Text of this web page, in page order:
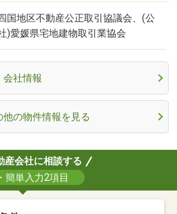
国地区不動産公正取引協議会、(公
)愛媛県宅地建物取引業協会
会社情報
他の物件情報を見る
産会社に相談する
簡単入力2項目